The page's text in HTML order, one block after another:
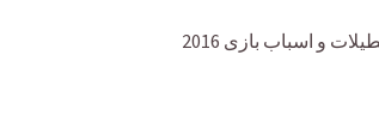
و اسباب بازی 2016